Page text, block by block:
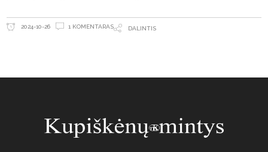
2024-10-26 1 KOMENTARAS DALINTIS